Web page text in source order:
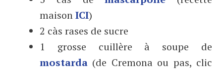
maisonICI)
2 càs rases de sucre
1 grosse cuillère à soupe de
mostarda (de Cremona ou pas, clic